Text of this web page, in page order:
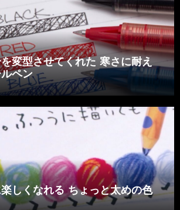
変型させてくれた 寒さに耐え
ペン
しくなれる ちょっと太めの色